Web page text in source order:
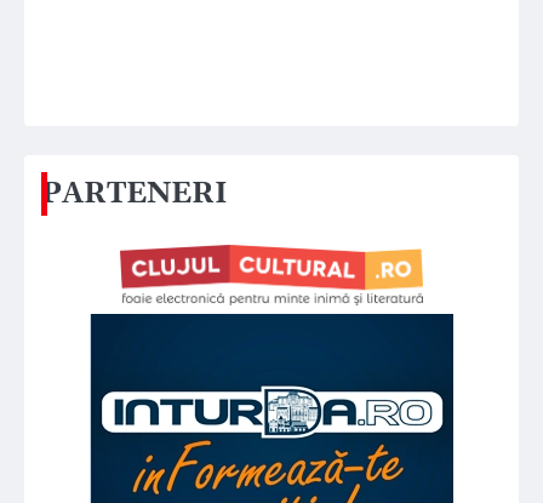
PARTENERI